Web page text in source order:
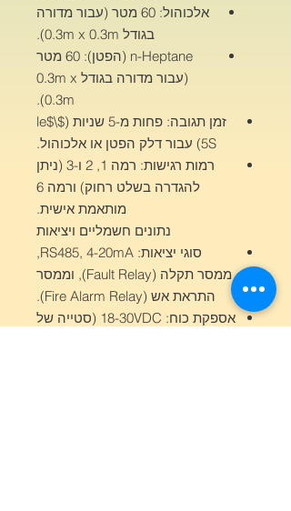
אלכוהול: 60 מטר (עבור מדורה
בגודל 0.3m x 0.3m).
n-Heptane (הפטן): 60 מטר
(עבור מדורה בגודל 0.3m x
0.3m).
זמן תגובה: פחות מ-5 שניות ($\le$
5S) עבור דלק הפטן או אלכוהול.
רמות רגישות: רמה 1, 2 ו-3 (ניתן
להגדרה בשלט רחוק) ורמה 6
מותאמת אישית.
נתונים חשמליים ויציאות
סוגי יציאות: RS485, 4-20mA,
ממסר תקלה (Fault Relay), וממסר
התראת אש (Fire Alarm Relay).
אספקת כוח: 18-30VDC (סטייה של